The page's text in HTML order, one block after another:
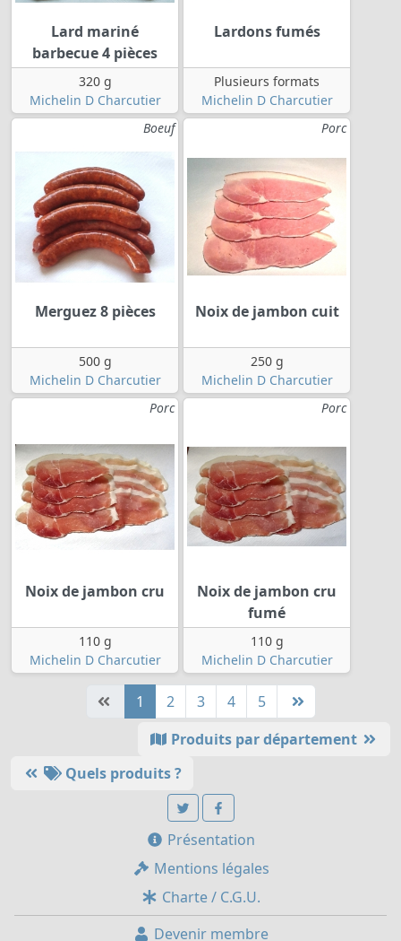
Lard mariné
barbecue 4 pièces
320 g
Michelin D Charcutier
Lardons fumés
Plusieurs formats
Michelin D Charcutier
Boeuf
Merguez 8 pièces
500 g
Michelin D Charcutier
Porc
Noix de jambon cuit
250 g
Michelin D Charcutier
Porc
Noix de jambon cru
110 g
Michelin D Charcutier
Porc
Noix de jambon cru
fumé
110 g
Michelin D Charcutier
1 2 3 4
5
Produits par département
Quels produits ?
Présentation
Mentions légales
Charte / C.G.U.
Devenir membre